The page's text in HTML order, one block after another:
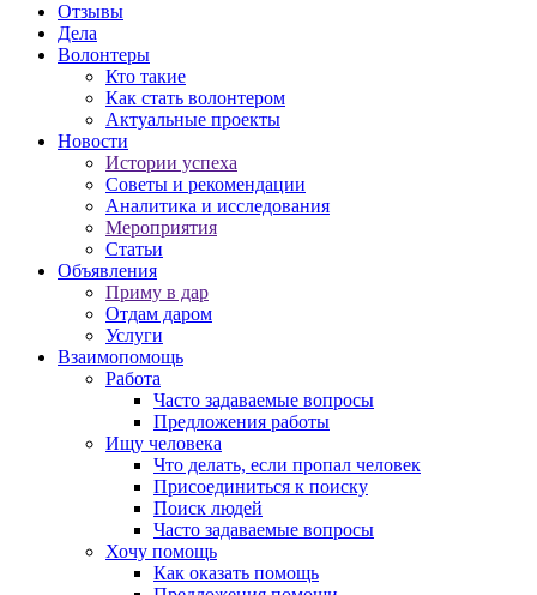
Отзывы
Дела
Волонтеры
Кто такие
Как стать волонтером
Актуальные проекты
Новости
Истории успеха
Советы и рекомендации
Аналитика и исследования
Мероприятия
Статьи
Объявления
Приму в дар
Отдам даром
Услуги
Взаимопомощь
Работа
Часто задаваемые вопросы
Предложения работы
Ищу человека
Что делать, если пропал человек
Присоединиться к поиску
Поиск людей
Часто задаваемые вопросы
Хочу помощь
Как оказать помощь